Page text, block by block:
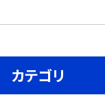
カテゴリ